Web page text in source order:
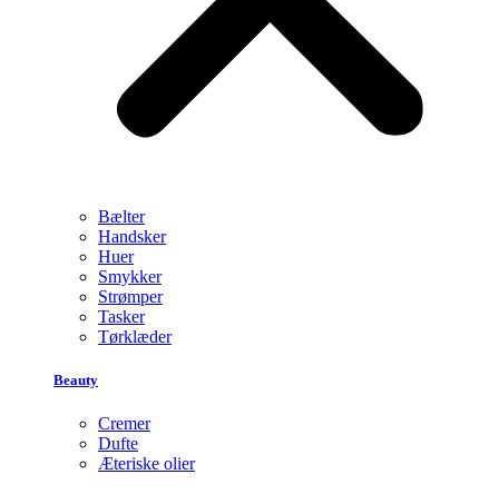
Bælter
Handsker
Huer
Smykker
Strømper
Tasker
Tørklæder
Beauty
Cremer
Dufte
Æteriske olier